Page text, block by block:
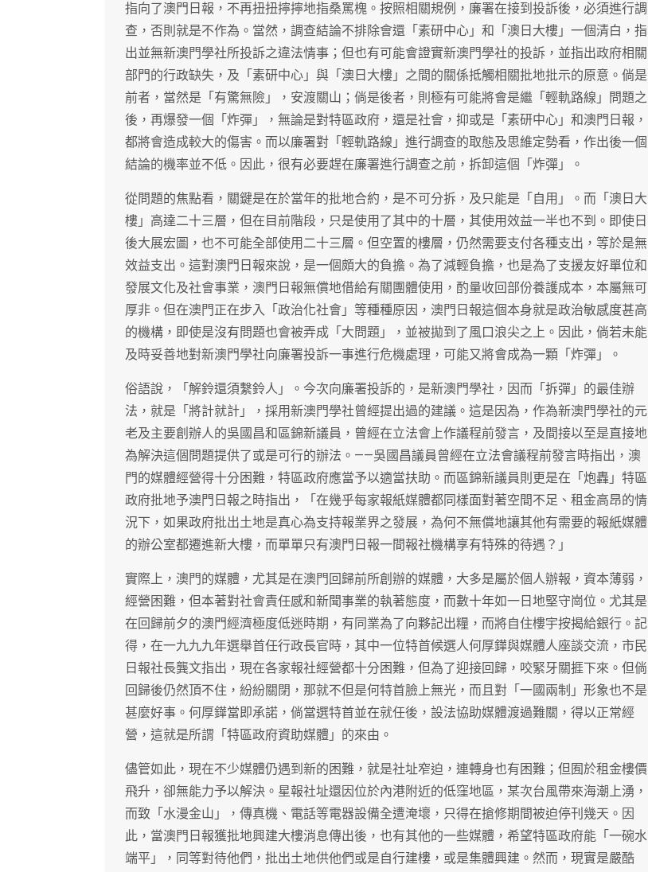
指向了澳門日報，不再扭扭擰擰地指桑罵槐。按照相關規例，廉署在接到投訴後，必須進行調
查，否則就是不作為。當然，調查結論不排除會還「素研中心」和「澳日大樓」一個清白，指
出並無新澳門學社所投訴之違法情事；但也有可能會證實新澳門學社的投訴，並指出政府相關
部門的行政缺失，及「素研中心」與「澳日大樓」之間的關係抵觸相關批地批示的原意。倘是
前者，當然是「有驚無險」，安渡關山；倘是後者，則極有可能將會是繼「輕軌路線」問題之
後，再爆發一個「炸彈」，無論是對特區政府，還是社會，抑或是「素研中心」和澳門日報，
都將會造成較大的傷害。而以廉署對「輕軌路線」進行調查的取態及思維定勢看，作出後一個
結論的機率並不低。因此，很有必要趕在廉署進行調查之前，拆卸這個「炸彈」。
從問題的焦點看，關鍵是在於當年的批地合約，是不可分拆，及只能是「自用」。而「澳日大
樓」高達二十三層，但在目前階段，只是使用了其中的十層，其使用效益一半也不到。即使日
後大展宏圖，也不可能全部使用二十三層。但空置的樓層，仍然需要支付各種支出，等於是無
效益支出。這對澳門日報來說，是一個頗大的負擔。為了減輕負擔，也是為了支援友好單位和
發展文化及社會事業，澳門日報無償地借給有關團體使用，酌量收回部份養護成本，本屬無可
厚非。但在澳門正在步入「政治化社會」等種種原因，澳門日報這個本身就是政治敏感度甚高
的機構，即使是沒有問題也會被弄成「大問題」，並被拋到了風口浪尖之上。因此，倘若未能
及時妥善地對新澳門學社向廉署投訴一事進行危機處理，可能又將會成為一顆「炸彈」。
俗語說，「解鈴還須繫鈴人」。今次向廉署投訴的，是新澳門學社，因而「拆彈」的最佳辦
法，就是「將計就計」，採用新澳門學社曾經提出過的建議。這是因為，作為新澳門學社的元
老及主要創辦人的吳國昌和區錦新議員，曾經在立法會上作議程前發言，及間接以至是直接地
為解決這個問題提供了或是可行的辦法。——吳國昌議員曾經在立法會議程前發言時指出，澳
門的媒體經營得十分困難，特區政府應當予以適當扶助。而區錦新議員則更是在「炮轟」特區
政府批地予澳門日報之時指出，「在幾乎每家報紙媒體都同樣面對著空間不足、租金高昂的情
況下，如果政府批出土地是真心為支持報業界之發展，為何不無償地讓其他有需要的報紙媒體
的辦公室都遷進新大樓，而單單只有澳門日報一間報社機構享有特殊的待遇？」
實際上，澳門的媒體，尤其是在澳門回歸前所創辦的媒體，大多是屬於個人辦報，資本薄弱，
經營困難，但本著對社會責任感和新聞事業的執著態度，而數十年如一日地堅守崗位。尤其是
在回歸前夕的澳門經濟極度低迷時期，有同業為了向夥記出糧，而將自住樓宇按揭給銀行。記
得，在一九九九年選舉首任行政長官時，其中一位特首候選人何厚鏵與媒體人座談交流，市民
日報社長龔文指出，現在各家報社經營都十分困難，但為了迎接回歸，咬緊牙關捱下來。但倘
回歸後仍然頂不住，紛紛關閉，那就不但是何特首臉上無光，而且對「一國兩制」形象也不是
甚麼好事。何厚鏵當即承諾，倘當選特首並在就任後，設法協助媒體渡過難關，得以正常經
營，這就是所謂「特區政府資助媒體」的來由。
儘管如此，現在不少媒體仍遇到新的困難，就是社址窄迫，連轉身也有困難；但囿於租金樓價
飛升，卻無能力予以解決。星報社址還因位於內港附近的低窪地區，某次台風帶來海潮上湧，
而致「水漫金山」，傳真機、電話等電器設備全遭淹壞，只得在搶修期間被迫停刊幾天。因
此，當澳門日報獲批地興建大樓消息傳出後，也有其他的一些媒體，希望特區政府能「一碗水
端平」，同等對待他們，批出土地供他們或是自行建樓，或是集體興建。然而，現實是嚴酷